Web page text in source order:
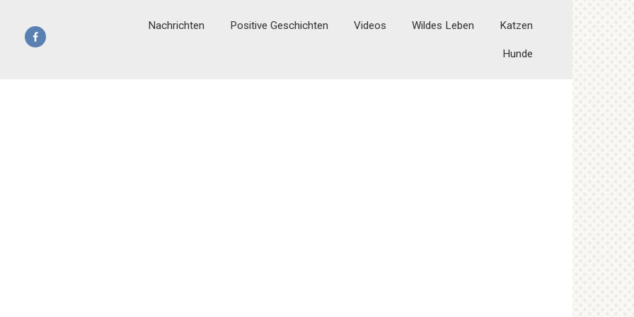
Nachrichten Positive Geschichten Videos Wildes Leben Katzen
Hunde